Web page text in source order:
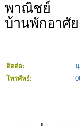
พาณิชย์
บ้านพักอาศัย
ติดต่อ:
โทรศัพย์: